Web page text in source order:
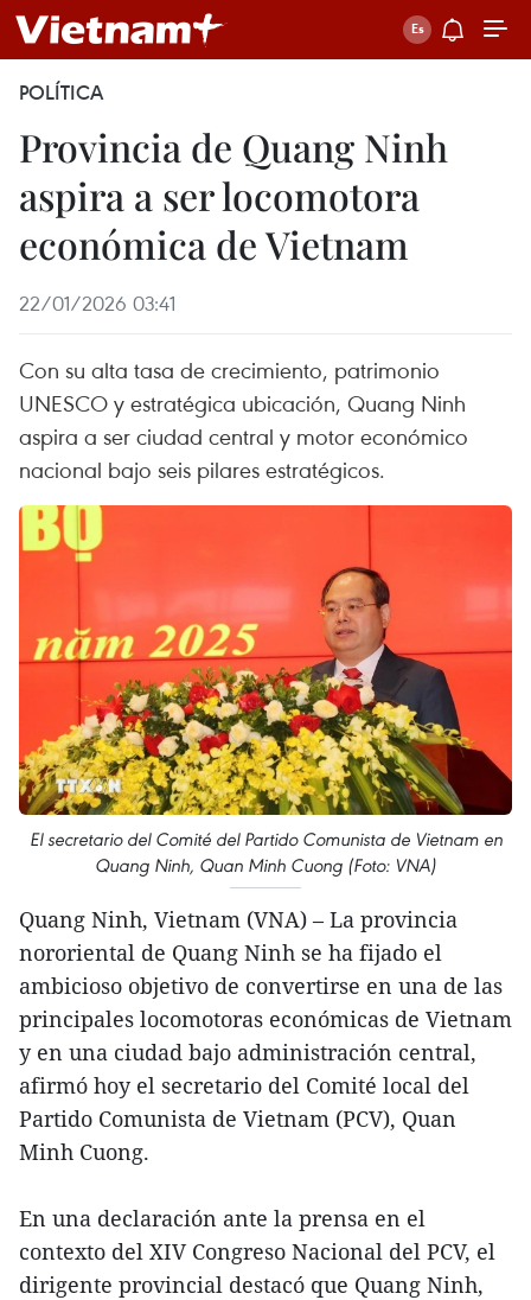
POLÍTICA
Provincia de Quang Ninh
aspira a ser locomotora
económica de Vietnam
22/01/2026 03:41
Con su alta tasa de crecimiento, patrimonio
UNESCO y estratégica ubicación, Quang Ninh
aspira a ser ciudad central y motor económico
nacional bajo seis pilares estratégicos.
El secretario del Comité del Partido Comunista de Vietnam en
Quang Ninh, Quan Minh Cuong (Foto: VNA)
Quang Ninh, Vietnam (VNA) – La provincia
nororiental de Quang Ninh se ha fijado el
ambicioso objetivo de convertirse en una de las
principales locomotoras económicas de Vietnam
y en una ciudad bajo administración central,
afirmó hoy el secretario del Comité local del
Partido Comunista de Vietnam (PCV), Quan
Minh Cuong.
En una declaración ante la prensa en el
contexto del XIV Congreso Nacional del PCV, el
dirigente provincial destacó que Quang Ninh,